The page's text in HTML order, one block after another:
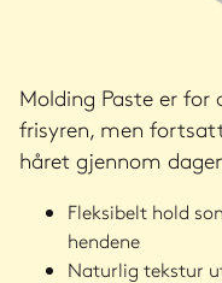
Molding Paste er
frisyren, men
håret gjennom
Fleksibelt hold
hendene
Naturlig tekstur